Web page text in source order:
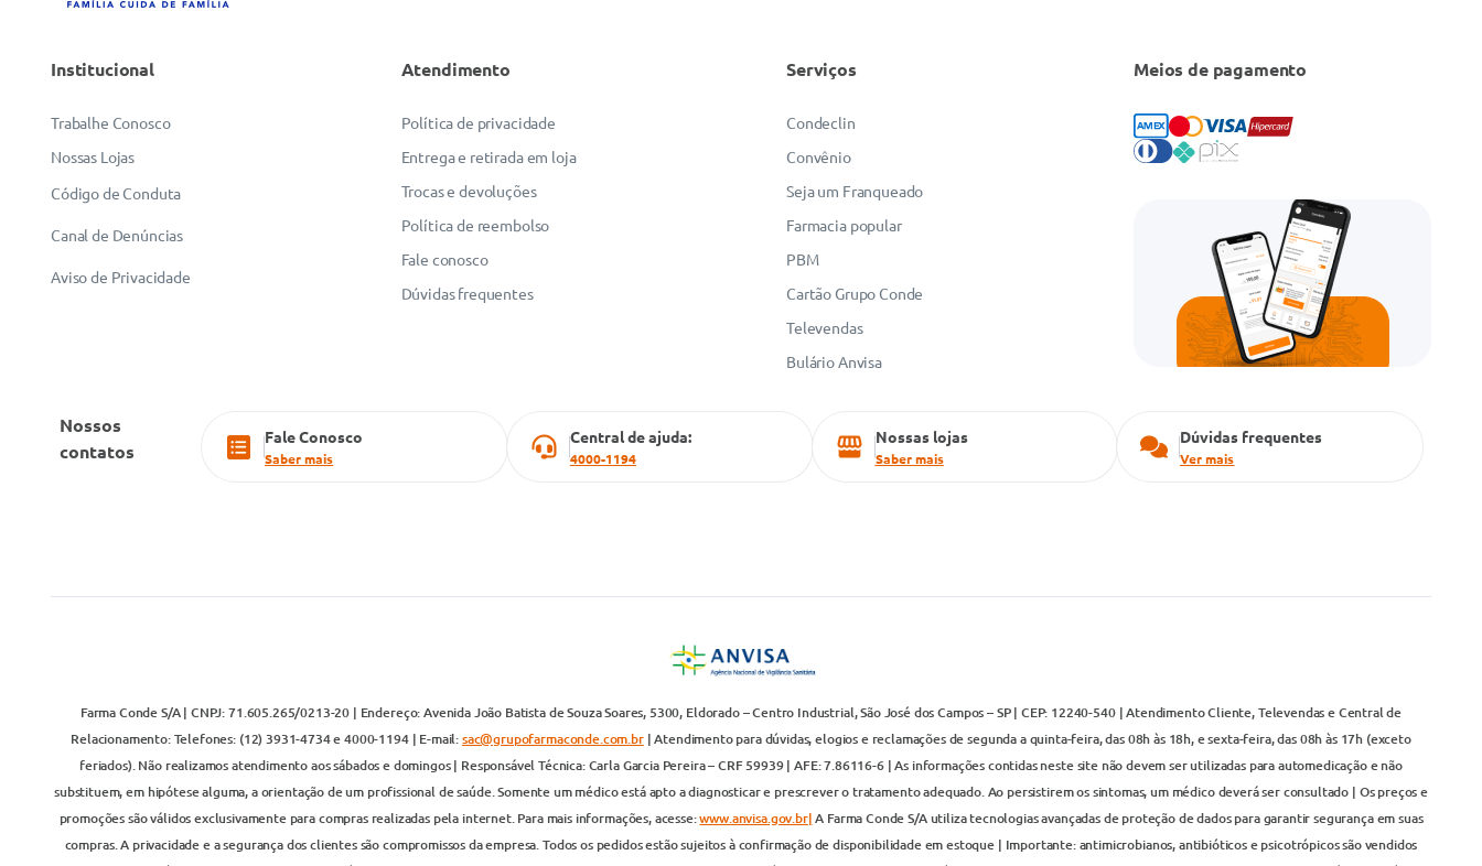
Institucional
Trabalhe Conosco
Nossas Lojas
Código de Conduta
Canal de Denúncias
Aviso de Privacidade
Atendimento
Política de privacidade
Entrega e retirada em loja
Trocas e devoluções
Política de reembolso
Fale conosco
Dúvidas frequentes
Serviços
Condeclin
Convênio
Seja um Franqueado
Farmacia popular
PBM
Cartão Grupo Conde
Televendas
Bulário Anvisa
Meios de pagamento
Nossos
contatos
Fale Conosco
Saber mais
Central de ajuda:
4000-1194
Nossas lojas
Saber mais
Dúvidas frequentes
Ver mais
Farma Conde S/A | CNPJ: 71.605.265/0213-20 | Endereço: Avenida João Batista de Souza Soares, 5300, Eldorado – Centro Industrial, São José dos Campos – SP | CEP: 12240-540 | Atendimento Cliente, Televendas e Central de
Relacionamento: Telefones: (12) 3931-4734 e 4000-1194 | E-mail:sac@grupofarmaconde.com.br| Atendimento para dúvidas, elogios e reclamações de segunda a quinta-feira, das 08h às 18h, e sexta-feira, das 08h às 17h (exceto
feriados). Não realizamos atendimento aos sábados e domingos | Responsável Técnica: Carla Garcia Pereira – CRF 59939 | AFE: 7.86116-6 | As informações contidas neste site não devem ser utilizadas para automedicação e não
substituem, em hipótese alguma, a orientação de um profissional de saúde. Somente um médico está apto a diagnosticar e prescrever o tratamento adequado. Ao persistirem os sintomas, um médico deverá ser consultado | Os preços e
promoções são válidos exclusivamente para compras realizadas pela internet. Para mais informações, acesse:www.anvisa.gov.br|A Farma Conde S/A utiliza tecnologias avançadas de proteção de dados para garantir segurança em suas
compras. A privacidade e a segurança dos clientes são compromissos da empresa. Todos os pedidos estão sujeitos à confirmação de disponibilidade em estoque | Importante: antimicrobianos, antibióticos e psicotrópicos são vendidos